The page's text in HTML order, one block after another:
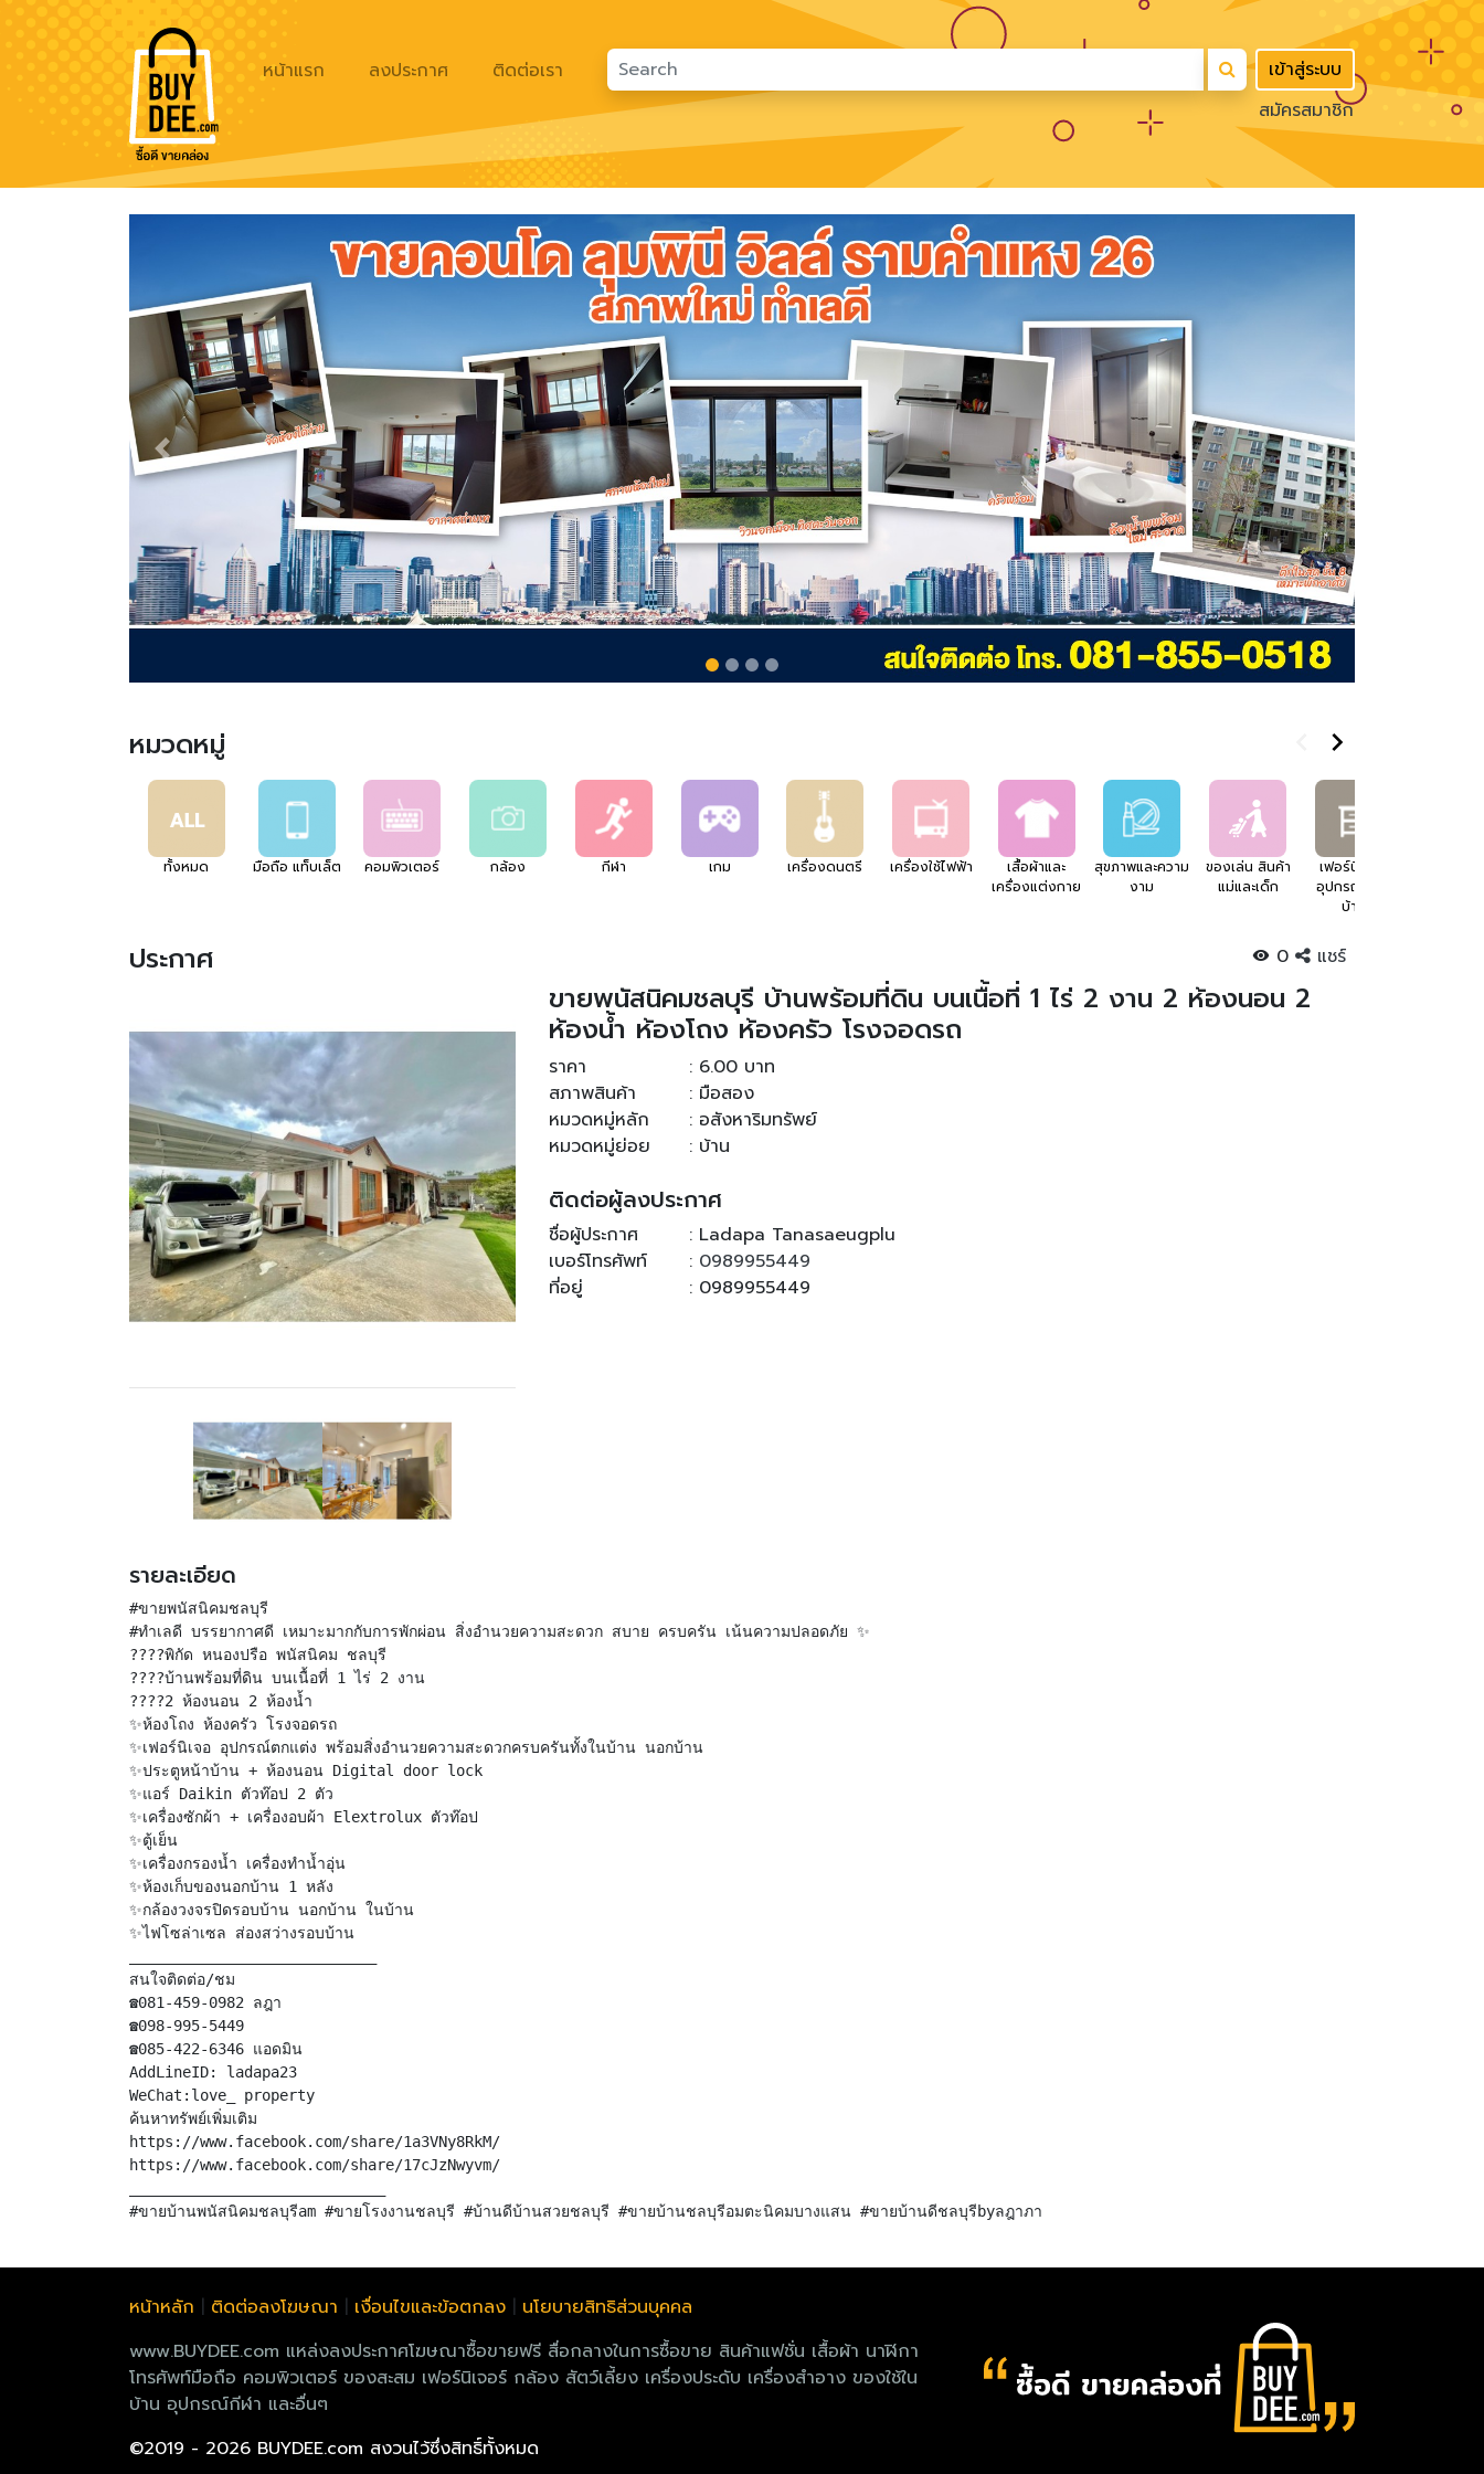
หน้าแรก ลงประกาศ
ติดต่อเรา
สมัครสมาชิก
เข้าสู่ระบบ
Previous Next
หมวดหมู่
ทั้งหมด มือถือ แท็บเล็ต คอมพิวเตอร์ กล้อง กีฬา เกม เครื่องดนตรี เครื่องใช้ไฟฟ้า
เสื้อผ้าและ
เครื่องแต่งกาย
สุขภาพและความ
งาม
ของเล่น สินค้า
แม่และเด็ก
เฟอร์นิเจอร์
อุปกรณ์แต่ง
บ้าน
ประกาศ 0 แชร์
ขายพนัสนิคมชลบุรี บ้านพร้อมที่ดิน บนเนื้อที่ 1 ไร่ 2 งาน 2 ห้องนอน 2
ห้องน้ำ ห้องโถง ห้องครัว โรงจอดรถ
ราคา
: 6.00 บาท
สภาพสินค้า
: มือสอง
หมวดหมู่หลัก
: อสังหาริมทรัพย์
หมวดหมู่ย่อย
: บ้าน
ติดต่อผู้ลงประกาศ
ชื่อผู้ประกาศ
: Ladapa Tanasaeugplu
เบอร์โทรศัพท์
: 0989955449
ที่อยู่
: 0989955449
รายละเอียด
#ขายพนัสนิคมชลบุรี
#ทำเลดี บรรยากาศดี เหมาะมากกับการพักผ่อน สิ่งอำนวยความสะดวก สบาย ครบครัน เน้นความปลอดภัย ✨
????พิกัด หนองปรือ พนัสนิคม ชลบุรี
????บ้านพร้อมที่ดิน บนเนื้อที่ 1 ไร่ 2 งาน
????️2 ห้องนอน 2 ห้องน้ำ
✨ห้องโถง ห้องครัว โรงจอดรถ
✨เฟอร์นิเจอ อุปกรณ์ตกแต่ง พร้อมสิ่งอำนวยความสะดวกครบครันทั้งในบ้าน นอกบ้าน
✨ประตูหน้าบ้าน + ห้องนอน Digital door lock
✨แอร์ Daikin ตัวท๊อป 2 ตัว
✨เครื่องซักผ้า + เครื่องอบผ้า Elextrolux ตัวท๊อป
✨ตู้เย็น
✨เครื่องกรองน้ำ เครื่องทำน้ำอุ่น
✨ห้องเก็บของนอกบ้าน 1 หลัง
✨กล้องวงจรปิดรอบบ้าน นอกบ้าน ในบ้าน
✨ไฟโซล่าเซล ส่องสว่างรอบบ้าน
สนใจติดต่อ/ชม
☎️081-459-0982 ลฎา
☎️098-995-5449
☎️085-422-6346 แอดมิน
AddLineID: ladapa23
WeChat:love_ property
ค้นหาทรัพย์เพิ่มเติม
https://www.facebook.com/share/1a3VNy8RkM/
https://www.facebook.com/share/17cJzNwyvm/
หน้าหลัก ติดต่อลงโฆษณา เงื่อนไขและข้อตกลง
นโยบายสิทธิส่วนบุคคล
www.BUYDEE.com แหล่งลงประกาศโฆษณาซื้อขายฟรี สื่อกลางในการซื้อขาย สินค้าแฟชั่น เสื้อผ้า นาฬิกา
โทรศัพท์มือถือ คอมพิวเตอร์ ของสะสม เฟอร์นิเจอร์ กล้อง สัตว์เลี้ยง เครื่องประดับ เครื่องสำอาง ของใช้ใน
บ้าน อุปกรณ์กีฬา และอื่นๆ
©2019 - 2026 BUYDEE.com สงวนไว้ซึ่งสิทธิ์ทั้งหมด